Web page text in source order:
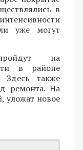
в
уже могут
на
в районе
также
ремонта. На
уложат новое